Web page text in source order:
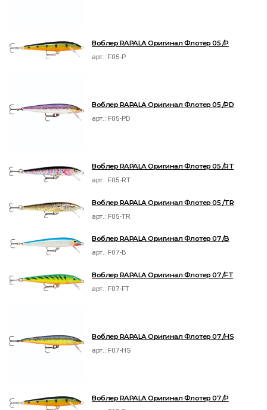
Воблер RAPALA Оригинал Флотер 05 /P
арт.: F05-P
Воблер RAPALA Оригинал Флотер 05 /PD
арт.: F05-PD
Воблер RAPALA Оригинал Флотер 05 /RT
арт.: F05-RT
Воблер RAPALA Оригинал Флотер 05 /TR
арт.: F05-TR
Воблер RAPALA Оригинал Флотер 07 /B
арт.: F07-B
Воблер RAPALA Оригинал Флотер 07 /FT
арт.: F07-FT
Воблер RAPALA Оригинал Флотер 07 /HS
арт.: F07-HS
Воблер RAPALA Оригинал Флотер 07 /P